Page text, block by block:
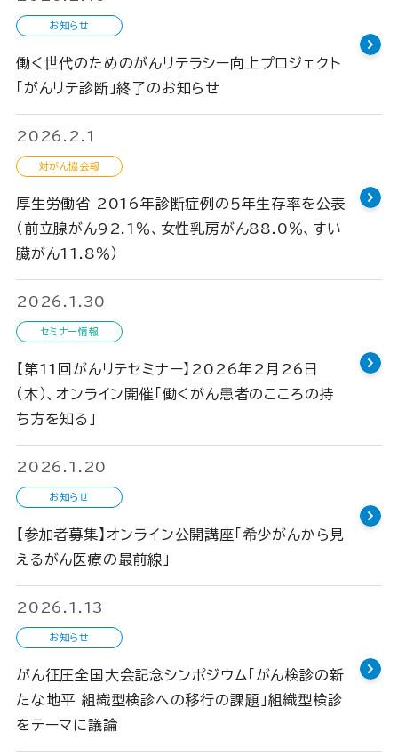
お知らせ
働く世代のためのがんリテラシー向上プロジェクト
「がんリテ診断」終了のお知らせ
2026.2.1
対がん協会報
厚生労働省 2016年診断症例の５年生存率を公表
（前立腺がん92.1％、女性乳房がん88.0％、すい
臓がん11.8％）
2026.1.30
セミナー情報
【第11回がんリテセミナー】2026年2月26日
（木）、オンライン開催「働くがん患者のこころの持
ち方を知る」
2026.1.20
お知らせ
【参加者募集】オンライン公開講座「希少がんから見
えるがん医療の最前線」
2026.1.13
お知らせ
がん征圧全国大会記念シンポジウム「がん検診の新
たな地平 組織型検診への移行の課題」組織型検診
をテーマに議論